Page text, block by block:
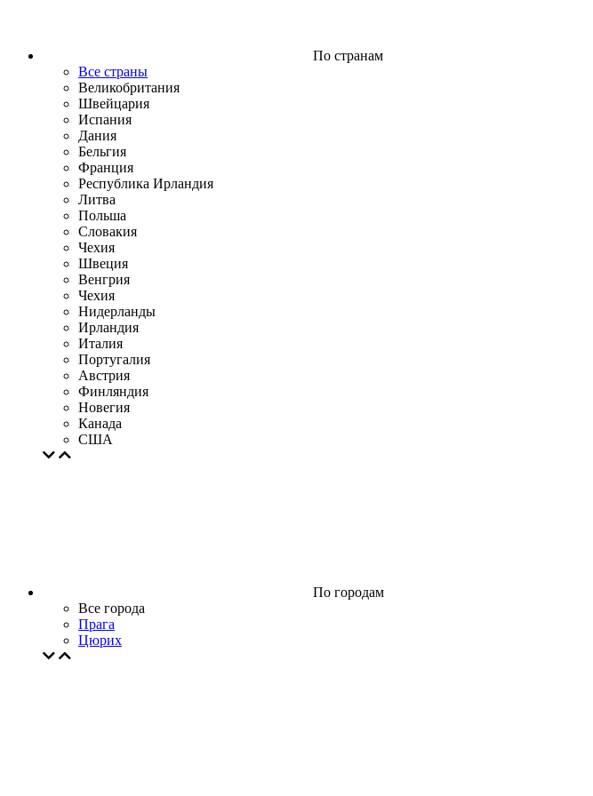
По странам
Все страны
Великобритания
Швейцария
Испания
Дания
Бельгия
Франция
Республика Ирландия
Литва
Польша
Словакия
Чехия
Швеция
Венгрия
Чехия
Нидерланды
Ирландия
Италия
Португалия
Австрия
Финляндия
Новегия
Канада
США
По городам
Все города
Прага
Цюрих